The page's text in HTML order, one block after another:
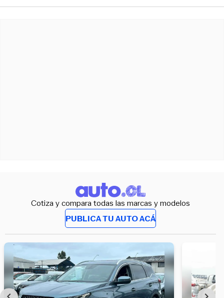
Cotiza y compara todas las marcas y modelos
PUBLICA TU AUTO ACÁ